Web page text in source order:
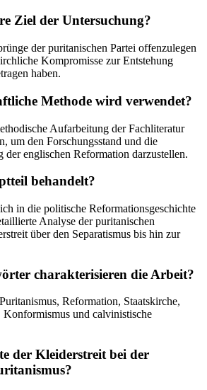
Ziel der Untersuchung?
der puritanischen Partei offenzulegen
Kompromisse zur Entstehung
haben.
Methode wird verwendet?
Aufarbeitung der Fachliteratur
um den Forschungsstand und die
englischen Reformation darzustellen.
behandelt?
in die politische Reformationsgeschichte
Analyse der puritanischen
über den Separatismus bis hin zur
charakterisieren die Arbeit?
Reformation, Staatskirche,
Konformismus und calvinistische
der Kleiderstreit bei der